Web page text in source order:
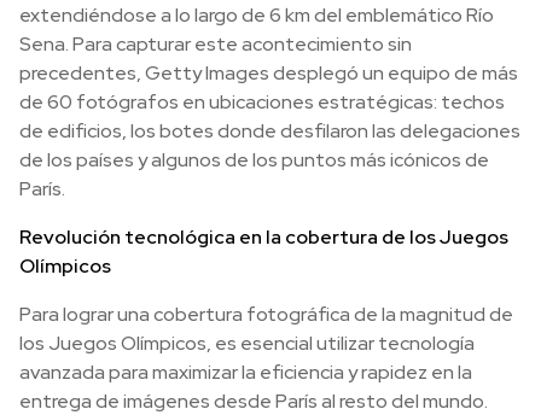
extendiéndose a lo largo de 6 km del emblemático Río
Sena. Para capturar este acontecimiento sin
precedentes, Getty Images desplegó un equipo de más
de 60 fotógrafos en ubicaciones estratégicas: techos
de edificios, los botes donde desfilaron las delegaciones
de los países y algunos de los puntos más icónicos de
París.
Revolución tecnológica en la cobertura de los Juegos
Olímpicos
Para lograr una cobertura fotográfica de la magnitud de
los Juegos Olímpicos, es esencial utilizar tecnología
avanzada para maximizar la eficiencia y rapidez en la
entrega de imágenes desde París al resto del mundo.